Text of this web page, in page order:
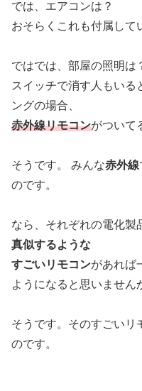
では、エアコンは？
おそらくこれも付属して
ではでは、部屋の照明は
スイッチで消す人もいる
ングの場合、
赤外線リモコンがついて
そうです。 みんな赤外線
のです。
なら、それぞれの電化製
真似するような
すごいリモコンがあれば
ようになると思いません
そうです。そのすごいリ
のです。